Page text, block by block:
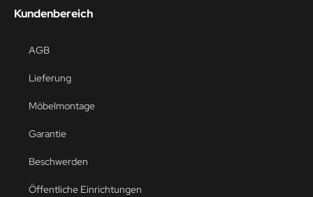
Kundenbereich
AGB
Lieferung
Möbelmontage
Garantie
Beschwerden
Öffentliche Einrichtungen